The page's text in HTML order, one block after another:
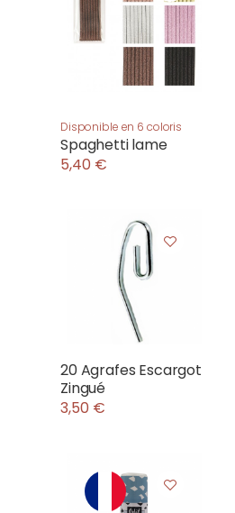
Disponible en 6 coloris
Spaghetti lame
5,40 €
20 Agrafes Escargot
Zingué
3,50 €